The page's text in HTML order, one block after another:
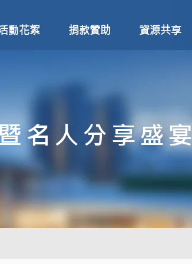
動花絮 捐款贊助 資源共享
名人分享盛宴